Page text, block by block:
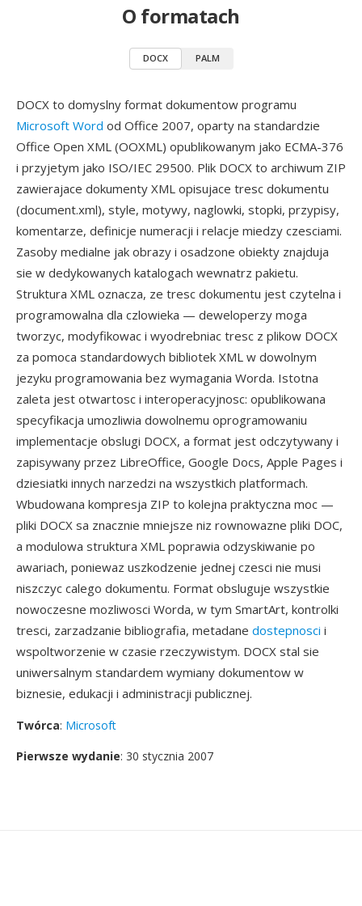
O formatach
DOCX PALM
DOCX to domyslny format dokumentow programu
Microsoft Word od Office 2007, oparty na standardzie
Office Open XML (OOXML) opublikowanym jako ECMA-376
i przyjetym jako ISO/IEC 29500. Plik DOCX to archiwum ZIP
zawierajace dokumenty XML opisujace tresc dokumentu
(document.xml), style, motywy, naglowki, stopki, przypisy,
komentarze, definicje numeracji i relacje miedzy czesciami.
Zasoby medialne jak obrazy i osadzone obiekty znajduja
sie w dedykowanych katalogach wewnatrz pakietu.
Struktura XML oznacza, ze tresc dokumentu jest czytelna i
programowalna dla czlowieka — deweloperzy moga
tworzyc, modyfikowac i wyodrebniac tresc z plikow DOCX
za pomoca standardowych bibliotek XML w dowolnym
jezyku programowania bez wymagania Worda. Istotna
zaleta jest otwartosc i interoperacyjnosc: opublikowana
specyfikacja umozliwia dowolnemu oprogramowaniu
implementacje obslugi DOCX, a format jest odczytywany i
zapisywany przez LibreOffice, Google Docs, Apple Pages i
dziesiatki innych narzedzi na wszystkich platformach.
Wbudowana kompresja ZIP to kolejna praktyczna moc —
pliki DOCX sa znacznie mniejsze niz rownowazne pliki DOC,
a modulowa struktura XML poprawia odzyskiwanie po
awariach, poniewaz uszkodzenie jednej czesci nie musi
niszczyc calego dokumentu. Format obsluguje wszystkie
nowoczesne mozliwosci Worda, w tym SmartArt, kontrolki
tresci, zarzadzanie bibliografia, metadane dostepnosci i
wspoltworzenie w czasie rzeczywistym. DOCX stal sie
uniwersalnym standardem wymiany dokumentow w
biznesie, edukacji i administracji publicznej.
Twórca: Microsoft
Pierwsze wydanie: 30 stycznia 2007